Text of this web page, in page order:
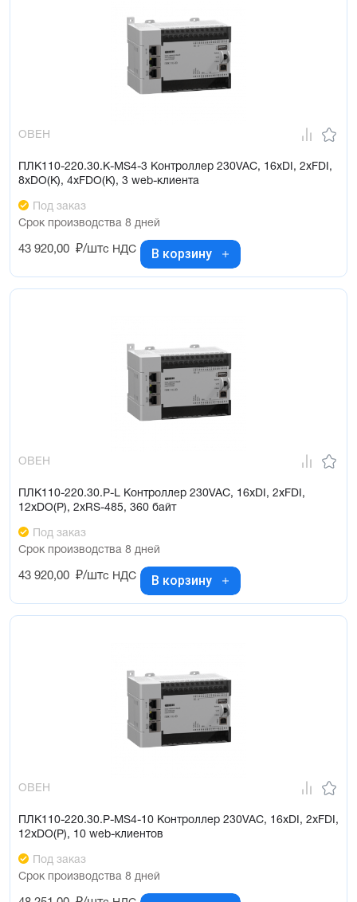
ОВЕН
ПЛК110-220.30.К-МS4-3 Контроллер 230VAC, 16xDI, 2xFDI,
8xDO(К), 4xFDO(К), 3 web-клиента
Под заказ
Срок производства 8 дней
43 920,00 ₽/штс НДС В корзину
ОВЕН
ПЛК110-220.30.Р-L Контроллер 230VAC, 16xDI, 2xFDI,
12xDO(Р), 2xRS-485, 360 байт
Под заказ
Срок производства 8 дней
43 920,00 ₽/штс НДС В корзину
ОВЕН
ПЛК110-220.30.Р-МS4-10 Контроллер 230VAC, 16xDI, 2xFDI,
12xDO(Р), 10 web-клиентов
Под заказ
Срок производства 8 дней